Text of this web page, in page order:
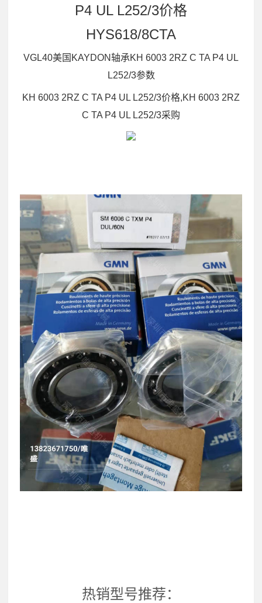
P4 UL L252/3价格
HYS618/8CTA
VGL40美国KAYDON轴承KH 6003 2RZ C TA P4 UL
L252/3参数
KH 6003 2RZ C TA P4 UL L252/3价格,KH 6003 2RZ
C TA P4 UL L252/3采购
热销型号推荐：